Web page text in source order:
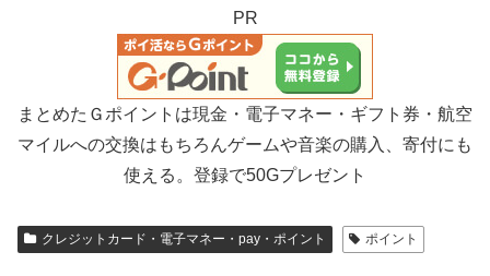
PR
まとめたＧポイントは現金・電子マネー・ギフト券・航空
マイルへの交換はもちろんゲームや音楽の購入、寄付にも
使える。登録で50Gプレゼント
クレジットカード・電子マネー・pay・ポイント ポイント